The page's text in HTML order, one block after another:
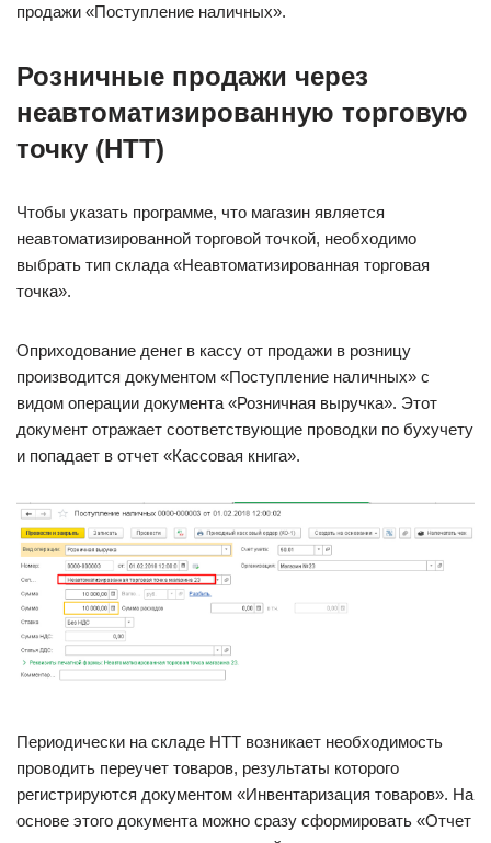
продажи «Поступление наличных».
Розничные продажи через
неавтоматизированную торговую
точку (НТТ)
Чтобы указать программе, что магазин является
неавтоматизированной торговой точкой, необходимо
выбрать тип склада «Неавтоматизированная торговая
точка».
Оприходование денег в кассу от продажи в розницу
производится документом «Поступление наличных» с
видом операции документа «Розничная выручка». Этот
документ отражает соответствующие проводки по бухучету
и попадает в отчет «Кассовая книга».
Периодически на складе НТТ возникает необходимость
проводить переучет товаров, результаты которого
регистрируются документом «Инвентаризация товаров». На
основе этого документа можно сразу сформировать «Отчет